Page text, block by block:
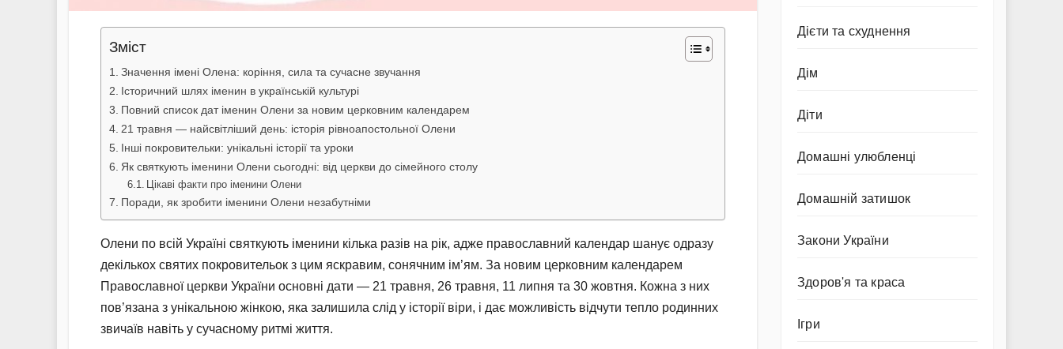
Зміст
Значення імені Олена: коріння, сила та сучасне звучання
Історичний шлях іменин в українській культурі
Повний список дат іменин Олени за новим церковним календарем
21 травня — найсвітліший день: історія рівноапостольної Олени
Інші покровительки: унікальні історії та уроки
Як святкують іменини Олени сьогодні: від церкви до сімейного столу
Цікаві факти про іменини Олени
Поради, як зробити іменини Олени незабутніми
Олени по всій Україні святкують іменини кілька разів на рік, адже православний календар шанує одразу
декількох святих покровительок з цим яскравим, сонячним ім’ям. За новим церковним календарем
Православної церкви України основні дати — 21 травня, 26 травня, 11 липня та 30 жовтня. Кожна з них
пов’язана з унікальною жінкою, яка залишила слід у історії віри, і дає можливість відчути тепло родинних
звичаїв навіть у сучасному ритмі життя.
Дієти та схуднення
Дім
Діти
Домашні улюбленці
Домашній затишок
Закони України
Здоров'я та краса
Ігри